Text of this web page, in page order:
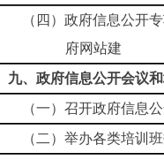
（四）政府信息公开专
府网站建
九、政府信息公开会议
（一）召开政府信息公
（二）举办各类培训